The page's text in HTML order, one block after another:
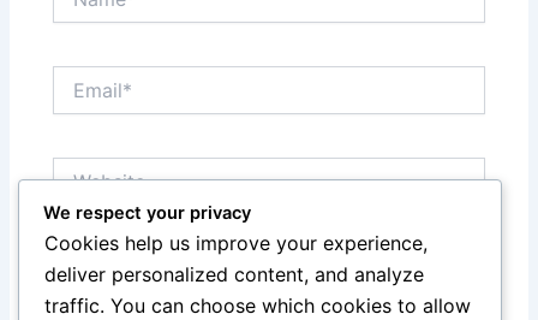
Save my name, email, and website in this browser
for the next time I comment.
We respect your privacy
Cookies help us improve your experience,
deliver personalized content, and analyze
traffic. You can choose which cookies to allow